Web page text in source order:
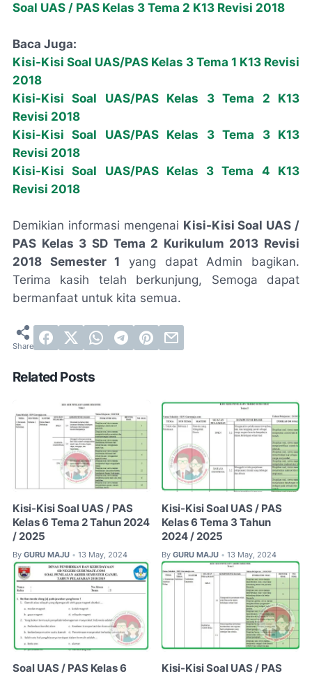
Soal UAS / PAS Kelas 3 Tema 2 K13 Revisi 2018
Baca Juga:
Kisi-Kisi Soal UAS/PAS Kelas 3 Tema 1 K13 Revisi
2018
Kisi-Kisi Soal UAS/PAS Kelas 3 Tema 2 K13
Revisi 2018
Kisi-Kisi Soal UAS/PAS Kelas 3 Tema 3 K13
Revisi 2018
Kisi-Kisi Soal UAS/PAS Kelas 3 Tema 4 K13
Revisi 2018
Demikian informasi mengenai Kisi-Kisi Soal UAS /
PAS Kelas 3 SD Tema 2 Kurikulum 2013 Revisi
2018 Semester 1 yang dapat Admin bagikan.
Terima kasih telah berkunjung, Semoga dapat
bermanfaat untuk kita semua.
Related Posts
Kisi-Kisi Soal UAS / PAS
Kelas 6 Tema 2 Tahun 2024
/ 2025
By GURU MAJU • 13 May, 2024
Kisi-Kisi Soal UAS / PAS
Kelas 6 Tema 3 Tahun
2024 / 2025
By GURU MAJU • 13 May, 2024
Soal UAS / PAS Kelas 6 Kisi-Kisi Soal UAS / PAS